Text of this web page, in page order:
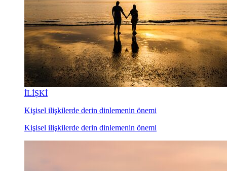
İLİŞKİ
Kişisel ilişkilerde derin dinlemenin önemi
Kişisel ilişkilerde derin dinlemenin önemi